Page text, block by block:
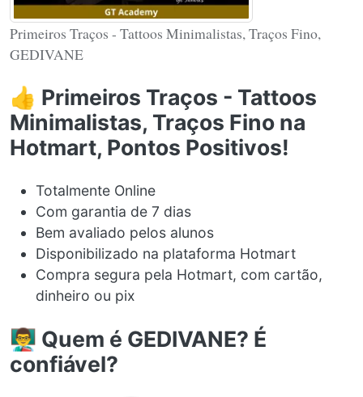
Primeiros Traços - Tattoos Minimalistas, Traços Fino,
GEDIVANE
👍 Primeiros Traços - Tattoos
Minimalistas, Traços Fino na
Hotmart, Pontos Positivos!
Totalmente Online
Com garantia de 7 dias
Bem avaliado pelos alunos
Disponibilizado na plataforma Hotmart
Compra segura pela Hotmart, com cartão,
dinheiro ou pix
👨‍🏫 Quem é GEDIVANE? É
confiável?